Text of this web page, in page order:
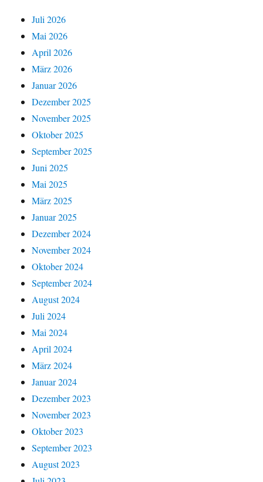
Juli 2026
Mai 2026
April 2026
März 2026
Januar 2026
Dezember 2025
November 2025
Oktober 2025
September 2025
Juni 2025
Mai 2025
März 2025
Januar 2025
Dezember 2024
November 2024
Oktober 2024
September 2024
August 2024
Juli 2024
Mai 2024
April 2024
März 2024
Januar 2024
Dezember 2023
November 2023
Oktober 2023
September 2023
August 2023